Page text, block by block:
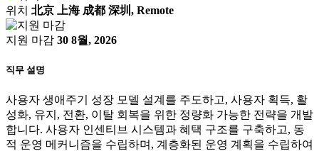
위치 北京 上海 成都 深圳, Remote
지원 마감 30 8월, 2026
직무 설명
사용자 생애주기 성장 모델 설계를 주도하고, 사용자 획득, 활
성화, 유지, 전환, 이탈 회복을 위한 정량화 가능한 전략을 개발
합니다. 사용자 인센티브 시스템과 혜택 구조를 구축하고, 동
적 운영 메커니즘을 수립하며, 계층화된 운영 계획을 수립하여